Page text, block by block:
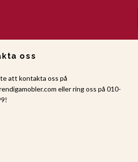
oss
att kontakta oss på
eller ring oss på 010-